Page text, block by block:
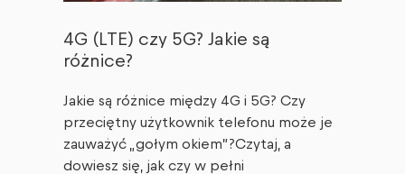
4G (LTE) czy 5G? Jakie są
różnice?
Jakie są różnice między 4G i 5G? Czy
przeciętny użytkownik telefonu może je
zauważyć „gołym okiem”?Czytaj, a
dowiesz się, jak czy w pełni